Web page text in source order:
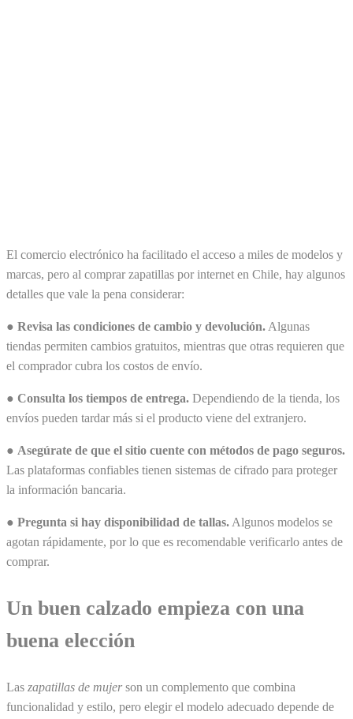
El comercio electrónico ha facilitado el acceso a miles de modelos y
marcas, pero al comprar zapatillas por internet en Chile, hay algunos
detalles que vale la pena considerar:
● Revisa las condiciones de cambio y devolución. Algunas
tiendas permiten cambios gratuitos, mientras que otras requieren que
el comprador cubra los costos de envío.
● Consulta los tiempos de entrega. Dependiendo de la tienda, los
envíos pueden tardar más si el producto viene del extranjero.
● Asegúrate de que el sitio cuente con métodos de pago seguros.
Las plataformas confiables tienen sistemas de cifrado para proteger
la información bancaria.
● Pregunta si hay disponibilidad de tallas. Algunos modelos se
agotan rápidamente, por lo que es recomendable verificarlo antes de
comprar.
Un buen calzado empieza con una
buena elección
Las zapatillas de mujerson un complemento que combina
funcionalidad y estilo, pero elegir el modelo adecuado depende de